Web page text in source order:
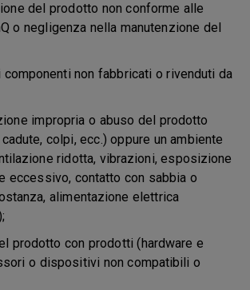
del prodotto non conforme alle
o negligenza nella manutenzione del
non fabbricati o rivenduti da
impropria o abuso del prodotto
colpi, ecc.) oppure un ambiente
ridotta, vibrazioni, esposizione
eccessivo, contatto con sabbia o
alimentazione elettrica
con prodotti (hardware e
o dispositivi non compatibili o